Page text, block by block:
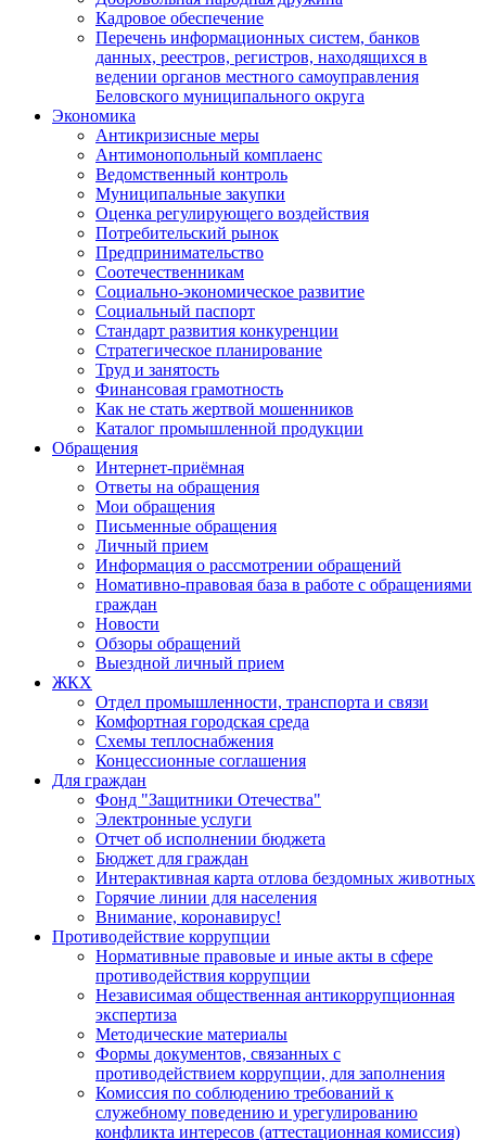
Кадровое обеспечение
Перечень информационных систем, банков
данных, реестров, регистров, находящихся в
ведении органов местного самоуправления
Беловского муниципального округа
Экономика
Антикризисные меры
Антимонопольный комплаенс
Ведомственный контроль
Муниципальные закупки
Оценка регулирующего воздействия
Потребительский рынок
Предпринимательство
Соотечественникам
Социально-экономическое развитие
Социальный паспорт
Стандарт развития конкуренции
Стратегическое планирование
Труд и занятость
Финансовая грамотность
Как не стать жертвой мошенников
Каталог промышленной продукции
Обращения
Интернет-приёмная
Ответы на обращения
Мои обращения
Письменные обращения
Личный прием
Информация о рассмотрении обращений
Номативно-правовая база в работе с обращениями
граждан
Новости
Обзоры обращений
Выездной личный прием
ЖКХ
Отдел промышленности, транспорта и связи
Комфортная городская среда
Схемы теплоснабжения
Концессионные соглашения
Для граждан
Фонд "Защитники Отечества"
Электронные услуги
Отчет об исполнении бюджета
Бюджет для граждан
Интерактивная карта отлова бездомных животных
Горячие линии для населения
Внимание, коронавирус!
Противодействие коррупции
Нормативные правовые и иные акты в сфере
противодействия коррупции
Независимая общественная антикоррупционная
экспертиза
Методические материалы
Формы документов, связанных с
противодействием коррупции, для заполнения
Комиссия по соблюдению требований к
служебному поведению и урегулированию
конфликта интересов (аттестационная комиссия)